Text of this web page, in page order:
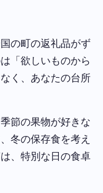
の町の返礼品がず
「欲しいものから
く、あなたの台所
節の果物が好きな
冬の保存食を考え
、特別な日の食卓